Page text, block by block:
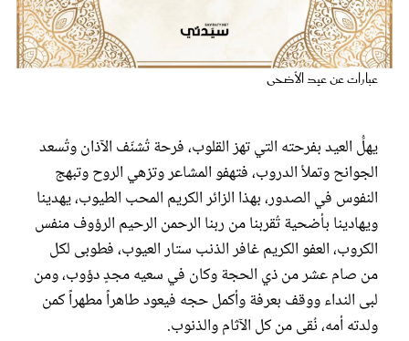
عبارات عن عيد الأضحى
يهلُّ العيد بفرحته التي تهز القلوب، فرحة تُشنّف الآذان وتُسعد
الجوانح وتملأ الدروب، فتهفو المشاعر وتزهي الروح وتبهج
النفوس في الصدور، بهذا الزائر الكريم المحب الطيوب، يهدينا
ويهادينا بأضحية تُقربنا من ربنا الرحمن الرحيم الرؤوف منفس
الكروب، العفو الكريم غافر الذنب ستار العيوب، فطوبى لكل
من صام عشر من ذي الحجة وكان في سعيه مجدٍ دؤوب، ومن
لبى النداء ووقف بعرفة وأكمل حجه فيعود طاهراً مطهراً كمن
ولدته أمه، نُقى من كل الآثام والذنوب.
عروس سيدتي
مجلة سيدتي
غلاف رفمي